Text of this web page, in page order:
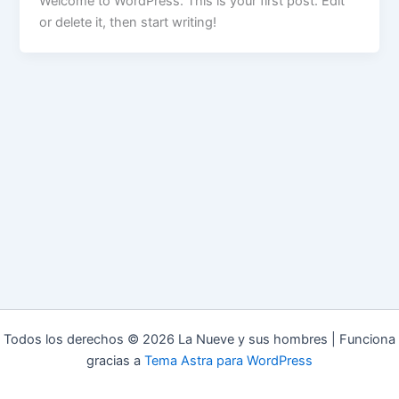
or delete it, then start writing!
Todos los derechos © 2026 La Nueve y sus hombres | Funciona
gracias a Tema Astra para WordPress